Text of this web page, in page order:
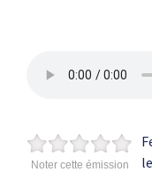
Noter cette émission